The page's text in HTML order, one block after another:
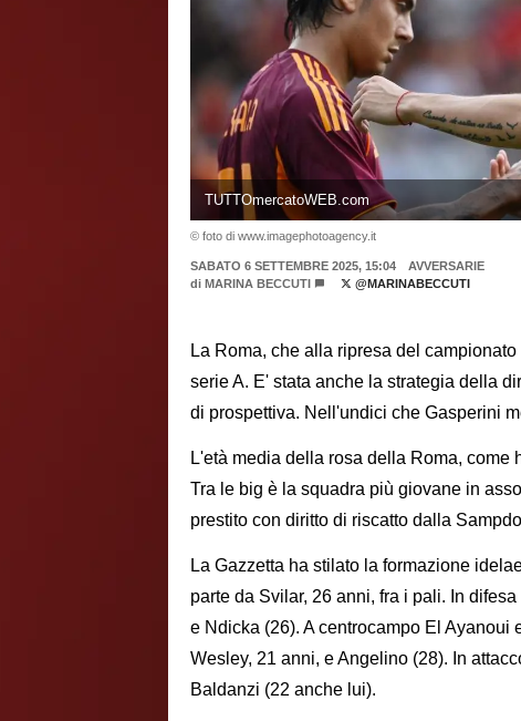
TUTTOmercatoWEB.com
© foto di www.imagephotoagency.it
SABATO 6 SETTEMBRE 2025, 15:04
AVVERSARIE
di MARINA BECCUTI @MARINABECCUTI
La Roma, che alla ripresa del
serie A. E' stata anche la strategia della
di prospettiva. Nell'undici che Gasperini
L'età media della rosa della Roma, come
Tra le big è la squadra più giovane in
prestito con diritto di riscatto dalla
La Gazzetta ha stilato la formazione
parte da Svilar, 26 anni, fra i pali. In
e Ndicka (26). A centrocampo El
Wesley, 21 anni, e Angelino (28). In
Baldanzi (22 anche lui).